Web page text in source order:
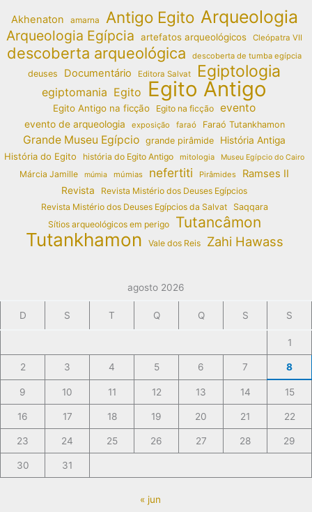
Akhenaton amarna Antigo Egito Arqueologia
Arqueologia Egípcia artefatos arqueológicos Cleópatra VII
descoberta arqueológica descoberta de tumba egípcia
deuses Documentário Editora Salvat Egiptologia
egiptomania Egito Egito Antigo
Egito Antigo na ficção Egito na ficção evento
evento de arqueologia exposição faraó Faraó Tutankhamon
Grande Museu Egípcio grande pirâmide
História Antiga
História do Egito
história do Egito Antigo mitologia Museu Egípcio do Cairo
Márcia Jamille múmia múmias nefertiti Pirâmides Ramses II
Revista
Revista Mistério dos Deuses Egípcios
Revista Mistério dos Deuses Egípcios da Salvat
Saqqara
Sítios arqueológicos em perigo
Tutancâmon
Tutankhamon Vale dos Reis Zahi Hawass
agosto 2026
D S T Q Q S S
1
2 3 4 5 6 7 8
9 10 11 12 13 14 15
16 17 18 19 20 21 22
23 24 25 26 27 28 29
30 31
« jun